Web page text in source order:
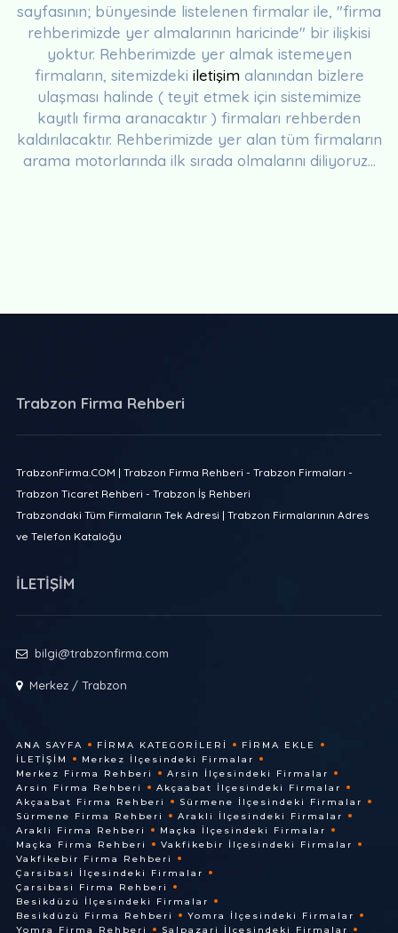
sayfasının; bünyesinde listelenen firmalar ile, "firma
rehberimizde yer almalarının haricinde" bir ilişkisi
yoktur. Rehberimizde yer almak istemeyen
firmaların, sitemizdeki iletişim alanından bizlere
ulaşması halinde ( teyit etmek için sistemimize
kayıtlı firma aranacaktır ) firmaları rehberden
kaldırılacaktır. Rehberimizde yer alan tüm firmaların
arama motorlarında ilk sırada olmalarını diliyoruz...
Trabzon Firma Rehberi
TrabzonFirma.COM | Trabzon Firma Rehberi - Trabzon Firmaları -
Trabzon Ticaret Rehberi - Trabzon İş Rehberi
Trabzondaki Tüm Firmaların Tek Adresi | Trabzon Firmalarının Adres
ve Telefon Kataloğu
İLETİŞİM
bilgi@trabzonfirma.com
Merkez / Trabzon
ANA SAYFA FIRMA KATEGORILERI
FIRMA EKLE
İLETIŞIM
Merkez İlçesindeki Firmalar
Merkez Firma Rehberi
Arsin İlçesindeki Firmalar
Arsin Firma Rehberi
Akçaabat İlçesindeki Firmalar
Akçaabat Firma Rehberi
Sürmene İlçesindeki Firmalar
Sürmene Firma Rehberi
Arakli İlçesindeki Firmalar
Arakli Firma Rehberi
Maçka İlçesindeki Firmalar
Maçka Firma Rehberi
Vakfikebir İlçesindeki Firmalar
Vakfikebir Firma Rehberi
Çarsibasi İlçesindeki Firmalar
Çarsibasi Firma Rehberi
Besikdüzü İlçesindeki Firmalar
Besikdüzü Firma Rehberi
Yomra İlçesindeki Firmalar
Yomra Firma Rehberi
Salpazari İlçesindeki Firmalar